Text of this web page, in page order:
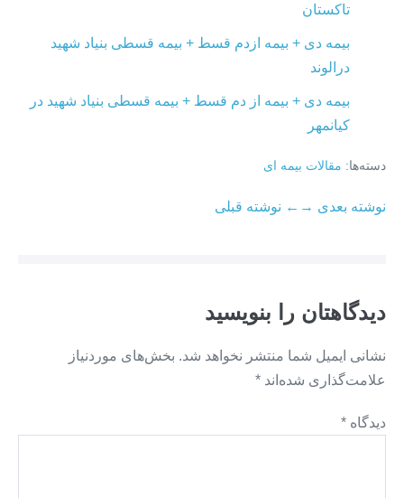
تاکستان
بیمه دی + بیمه ازدم قسط + بیمه قسطی بنیاد شهید
درالوند
بیمه دی + بیمه از دم قسط + بیمه قسطی بنیاد شهید در
کیانمهر
دسته‌ها: مقالات بیمه ای
ناوبری
← نوشته قبلی نوشته بعدی →
دیدگاهتان را بنویسید
نشانی ایمیل شما منتشر نخواهد شد. بخش‌های موردنیاز
علامت‌گذاری شده‌اند *
دیدگاه *